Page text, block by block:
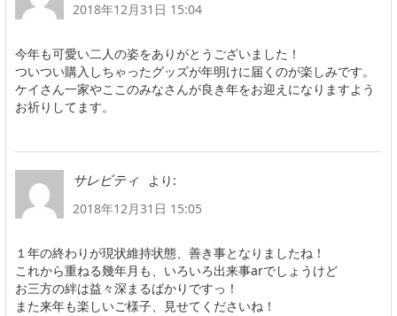
2018年12月31日 15:04
今年も可愛い二人の姿をありがとうございました！
ついつい購入しちゃったグッズが年明けに届くのが楽しみです。
ケイさん一家やここのみなさんが良き年をお迎えになりますよう
お祈りしてます。
サレビティ
より:
2018年12月31日 15:05
１年の終わりが現状維持状態、善き事となりましたね！
これから重ねる幾年月も、いろいろ出来事arでしょうけど
お三方の絆は益々深まるばかりですっ！
また来年も楽しいご様子、見せてくださいね！